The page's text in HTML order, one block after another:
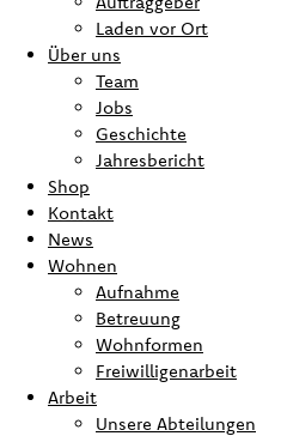
Laden vor Ort
Über uns
Team
Jobs
Geschichte
Jahresbericht
Shop
Kontakt
News
Wohnen
Aufnahme
Betreuung
Wohnformen
Freiwilligenarbeit
Arbeit
Unsere Abteilungen